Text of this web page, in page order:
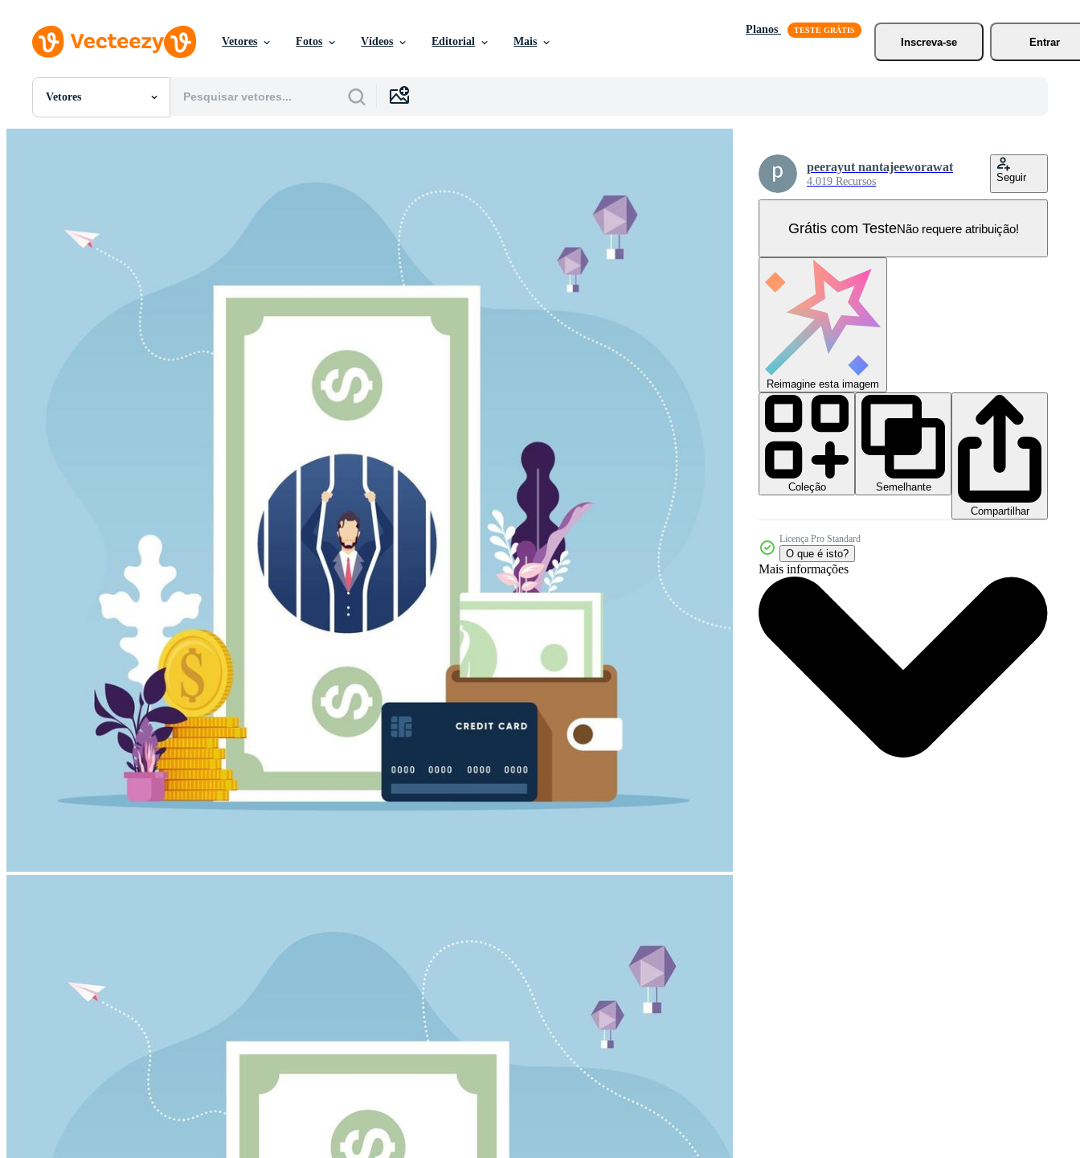
Vetores Fotos Vídeos Editorial Mais
Planos
Inscreva-se
Entrar
Vetores
Todas Imagens
Videos
Motion graphics
Imagens Editoriais
Eventos Editoriais
peerayut nantajeeworawat
4.019 Recursos Seguir
Grátis com TesteNão requere atribuição!
Reimagine esta imagem
Coleção
Semelhante
Compartilhar
Licença Pro Standard
O que é isto?
Mais informações